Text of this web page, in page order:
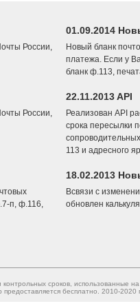
России,
01.09.2014
Новый бланк
платежа. Если у
бланк ф.113,
России,
22.11.2013 API
Реализован API
срока пересылки
113 и адресного
п, ф.116,
18.02.2013
Всвязи с
обновлен
сроков, использованные
бесплатно. 2010-2020